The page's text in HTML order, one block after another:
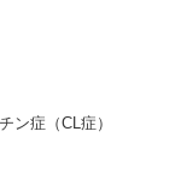
ン症（CL症）